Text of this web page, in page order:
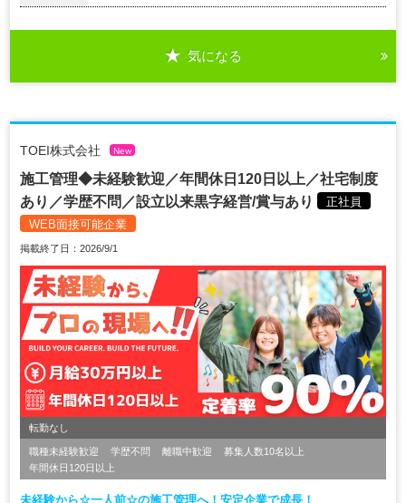
気になる
TOEI株式会社 New
施工管理◆未経験歓迎／年間休日120日以上／社宅制度
あり／学歴不問／設立以来黒字経営/賞与あり
正社員
WEB面接可能企業
掲載終了日：2026/9/1
転勤なし
職種未経験歓迎 学歴不問 離職中歓迎
募集人数10名以上
年間休日120日以上
未経験から☆一人前☆の施工管理へ！安定企業で成長！